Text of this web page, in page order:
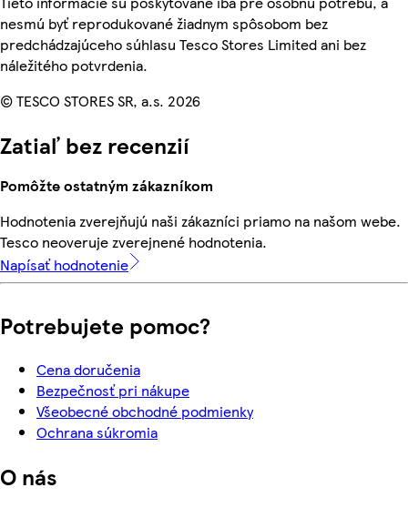
nesmú byť reprodukované žiadnym spôsobom bez
predchádzajúceho súhlasu Tesco Stores Limited ani bez
náležitého potvrdenia.
© TESCO STORES SR, a.s. 2026
Zatiaľ bez recenzií
Pomôžte ostatným zákazníkom
Hodnotenia zverejňujú naši zákazníci priamo na našom webe.
Tesco neoveruje zverejnené hodnotenia.
Napísať hodnotenie
Potrebujete pomoc?
Cena doručenia
Bezpečnosť pri nákupe
Všeobecné obchodné podmienky
Ochrana súkromia
O nás